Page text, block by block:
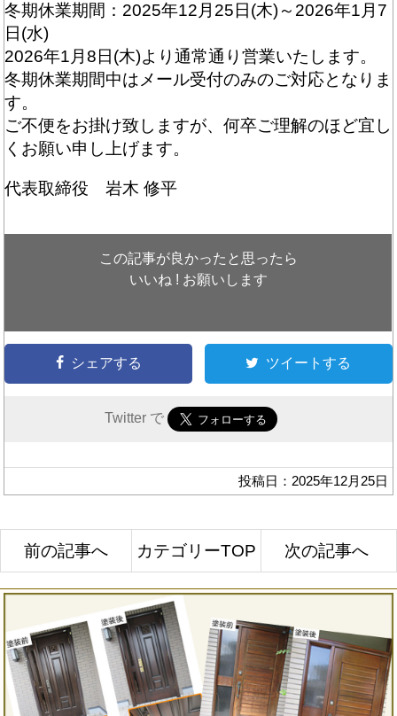
冬期休業期間：2025年12月25日(木)～2026年1月7
日(水)
2026年1月8日(木)より通常通り営業いたします。
冬期休業期間中はメール受付のみのご対応となりま
す。
ご不便をお掛け致しますが、何卒ご理解のほど宜し
くお願い申し上げます。
代表取締役 岩木 修平
この記事が良かったと思ったら
いいね ! お願いします
シェアする ツイートする
Twitter で
投稿日：2025年12月25日
前の記事へ カテゴリーTOP 次の記事へ